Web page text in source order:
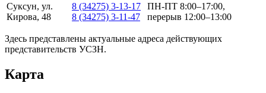
Суксун, ул.
Кирова, 48
8 (34275) 3-13-17
8 (34275) 3-11-47
ПН-ПТ 8:00–17:00,
перерыв 12:00–13:00
Здесь представлены актуальные адреса действующих
представительств УСЗН.
Карта